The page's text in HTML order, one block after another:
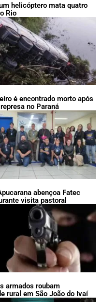
helicóptero mata quatro
Rio
é encontrado morto após
no Paraná
abençoa Fatec
visita pastoral
armados roubam
rural em São João do Ivaí